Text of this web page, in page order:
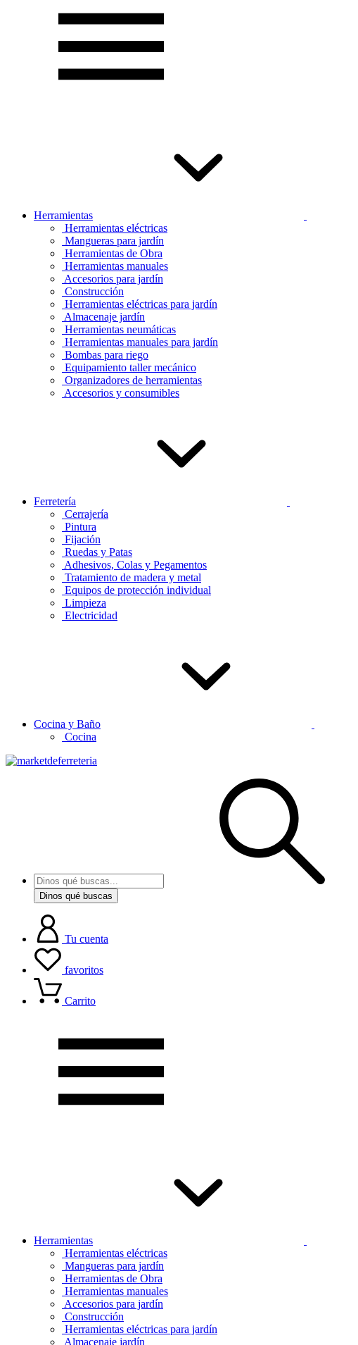
Herramientas
Herramientas eléctricas
Mangueras para jardín
Herramientas de Obra
Herramientas manuales
Accesorios para jardín
Construcción
Herramientas eléctricas para jardín
Almacenaje jardín
Herramientas neumáticas
Herramientas manuales para jardín
Bombas para riego
Equipamiento taller mecánico
Organizadores de herramientas
Accesorios y consumibles
Ferretería
Cerrajería
Pintura
Fijación
Ruedas y Patas
Adhesivos, Colas y Pegamentos
Tratamiento de madera y metal
Equipos de protección individual
Limpieza
Electricidad
Cocina y Baño
Cocina
Dinos qué buscas
Tu cuenta
favoritos
Carrito
Herramientas
Herramientas eléctricas
Mangueras para jardín
Herramientas de Obra
Herramientas manuales
Accesorios para jardín
Construcción
Herramientas eléctricas para jardín
Almacenaje jardín